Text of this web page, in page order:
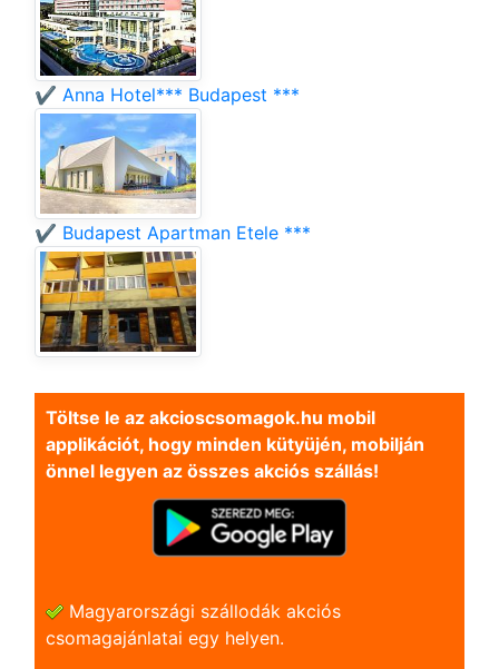
✔️ Anna Hotel*** Budapest ***
✔️ Budapest Apartman Etele ***
Töltse le az akcioscsomagok.hu mobil
applikációt, hogy minden kütyüjén, mobilján
önnel legyen az összes akciós szállás!
Magyarországi szállodák akciós
csomagajánlatai egy helyen.